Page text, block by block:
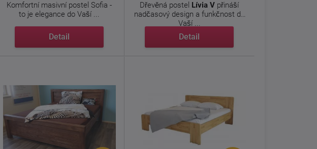
Komfortní masivní postel Sofia -
to je elegance do Vaší ...
Detail
Dřevěná postel Lívia V přináší
nadčasový design a funkčnost do
Vaší ...
Detail